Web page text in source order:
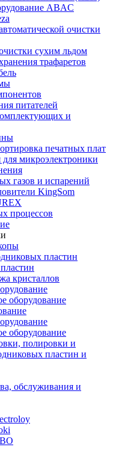
ABAC
очистки
сухим льдом
трафаретов
питателей
и
печатных плат
микроэлектроники
газов и испарений
KingSom
процессов
пластин
кристаллов
оборудование
оборудование
полировки и
пластин и
обслуживания и